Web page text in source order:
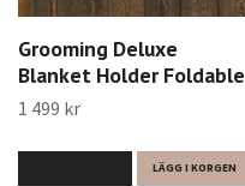
Grooming Deluxe
Blanket Holder Foldable
1 499 kr
LÄGG I KORGEN